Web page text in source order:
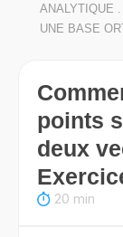
ANALYTIQUE
UNE BASE
points
deux
20 min